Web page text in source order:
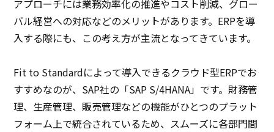
アプローチには業務効率化の推進やコスト削減、グロー
バル経営への対応などのメリットがあります。ERPを導
入する際にも、この考え方が主流となってきています。
Fit to Standardによって導入できるクラウド型ERPでお
すすめなのが、SAP社の「SAP S/4HANA」です。財務管
理、生産管理、販売管理などの機能がひとつのプラット
フォーム上で統合されているため、スムーズに各部門間